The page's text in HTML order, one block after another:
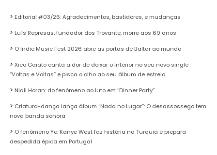
Editorial #03/26: Agradecimentos, bastidores, e mudanças
Luís Represas, fundador dos Trovante, morre aos 69 anos
O Indie Music Fest 2026 abre as portas de Baltar ao mundo
Xico Gaiato canta a dor de deixar o Interior no seu novo single
“Voltas e Voltas” e pisca o olho ao seu álbum de estreia
Niall Horan: do fenómeno ao luto em “Dinner Party”
Criatura-dança lança álbum “Nada no Lugar”: O desassossego tem
nova banda sonora
O fenómeno Ye: Kanye West faz história na Turquia e prepara
despedida épica em Portugal